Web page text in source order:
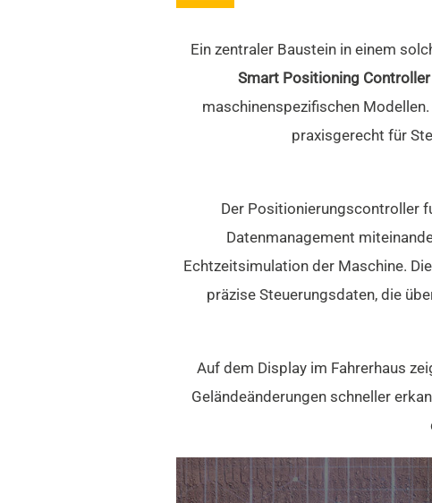
Ein zentraler Baustein in einem
Smart Positioning
maschinenspezifischen
praxisgerecht für
Der Positionierungscontroller
Datenmanagement
Echtzeitsimulation der Maschine.
präzise Steuerungsdaten, die
Auf dem Display im Fahrerhaus
Geländeänderungen schneller